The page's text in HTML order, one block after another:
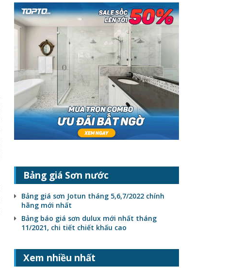
Bảng giá Sơn nước
Bảng giá sơn Jotun tháng 5,6,7/2022 chính
hãng mới nhất
Bảng báo giá sơn dulux mới nhất tháng
11/2021, chi tiết chiết khấu cao
Xem nhiều nhất